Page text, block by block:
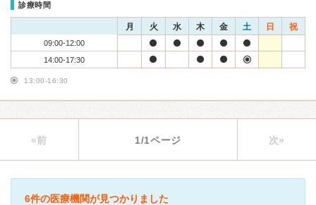
診療時間
月 火 水 木 金 土 日 祝
09:00-12:00
14:00-17:30
13:00-16:30
«前 1/1ページ 次»
6件の医療機関が見つかりました